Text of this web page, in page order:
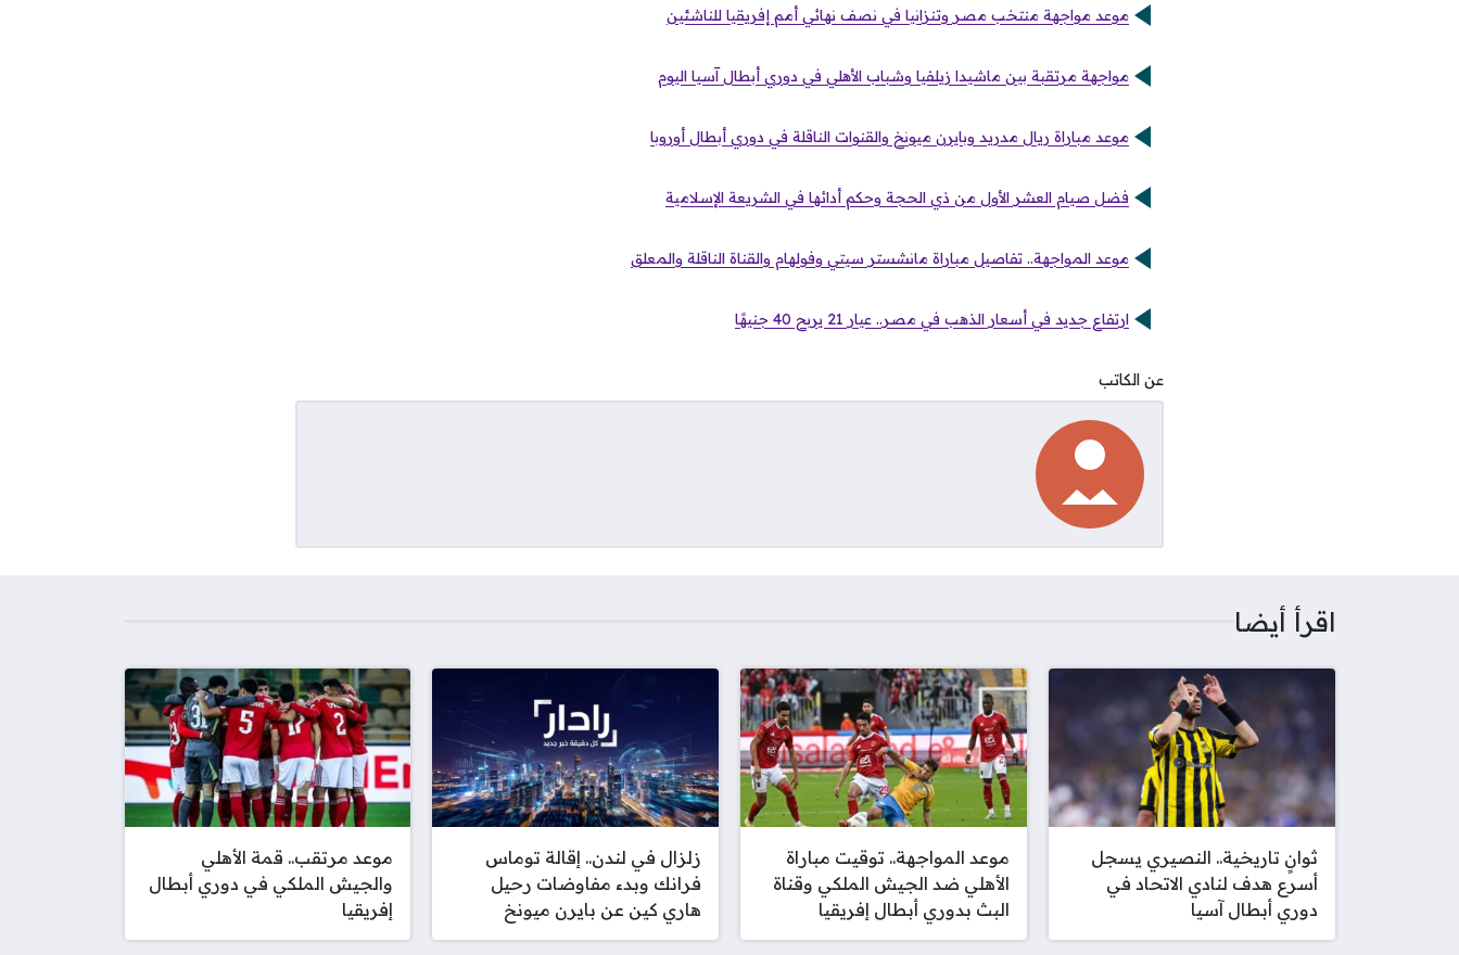
موعد مواجهة منتخب مصر وتنزانيا في نصف نهائي أمم إفريقيا للناشئين
مواجهة مرتقبة بين ماشيدا زيلفيا وشباب الأهلي في دوري أبطال آسيا اليوم
موعد مباراة ريال مدريد وبايرن ميونخ والقنوات الناقلة في دوري أبطال أوروبا
فضل صيام العشر الأول من ذي الحجة وحكم أدائها في الشريعة الإسلامية
موعد المواجهة.. تفاصيل مباراة مانشستر سيتي وفولهام والقناة الناقلة والمعلق
ارتفاع جديد في أسعار الذهب في مصر.. عيار 21 يربح 40 جنيهًا
عن الكاتب
اقرأ أيضا
ثوانٍ تاريخية.. النصيري يسجل
أسرع هدف لنادي الاتحاد في
دوري أبطال آسيا
موعد المواجهة.. توقيت مباراة
الأهلي ضد الجيش الملكي وقناة
البث بدوري أبطال إفريقيا
زلزال في لندن.. إقالة توماس
فرانك وبدء مفاوضات رحيل
هاري كين عن بايرن ميونخ
موعد مرتقب.. قمة الأهلي
والجيش الملكي في دوري أبطال
إفريقيا